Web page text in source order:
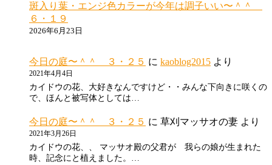
斑入り葉・エンジ色カラーが今年は調子いい〜＾＾
６・１９
2026年6月23日
今日の庭〜＾＾ ３・２５ に kaoblog2015 より
2021年4月4日
カイドウの花、大好きなんですけど・・みんな下向きに咲くの
で、ほんと被写体としては…
今日の庭〜＾＾ ３・２５ に 草刈マッサオの妻 より
2021年3月26日
カイドウの花、、 マッサオ殿の父君が 我らの娘が生まれた
時、記念にと植えました。…